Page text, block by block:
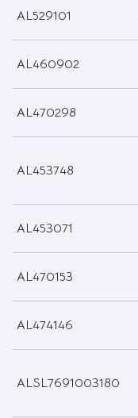
AL529101
AL460902
AL470298
AL453748
AL453071
AL470153
AL474146
ALSL7691003180